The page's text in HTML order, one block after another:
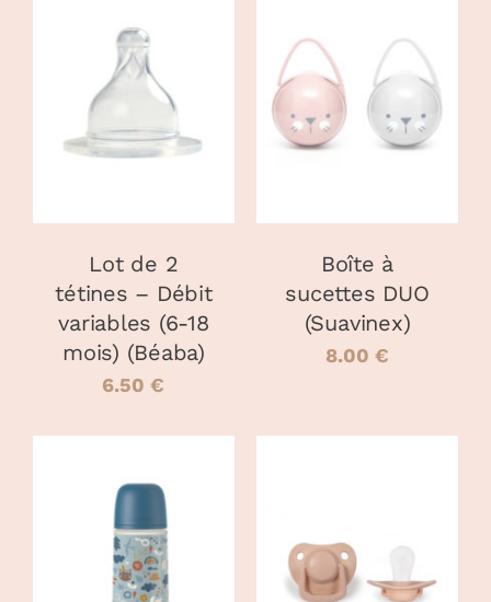
AJOUTER AU
PANIER
/
Lot de 2
tétines – Débit
variables (6-18
mois) (Béaba)
6.50€
DÉTAILS
Boîte à
sucettes DUO
(Suavinex)
8.00 €
CHOIX DES
OPTIONS CE
PRODUIT
DÉTAILS
CHOIX DES
OPTIONS
PRODUIT
DÉTAILS